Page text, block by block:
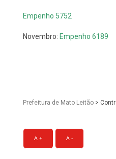
Empenho 5752
Novembro: Empenho 6189
Prefeitura de Mato Leitão >
A + A -